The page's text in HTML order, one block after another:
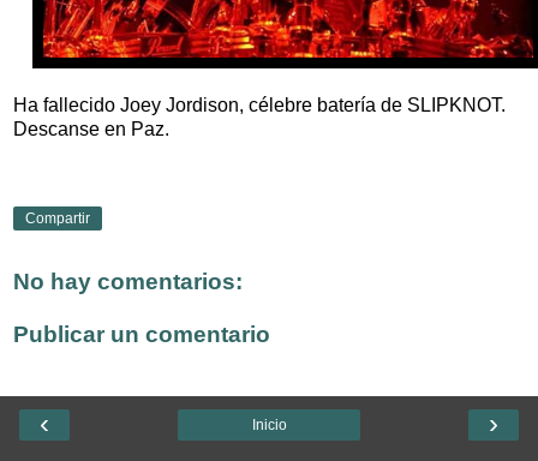
Ha fallecido Joey Jordison, célebre batería de SLIPKNOT.
Descanse en Paz.
Compartir
No hay comentarios:
Publicar un comentario
‹ ›
Inicio